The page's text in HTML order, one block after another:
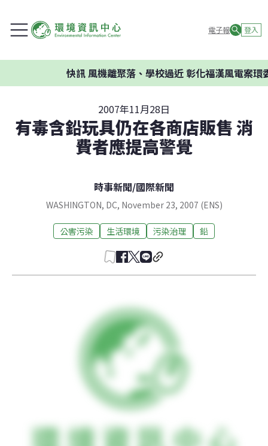
電子報 登入
快訊風機離聚落、學校過近 彰化福漢風電案環委
2007年11月28日
有毒含鉛玩具仍在各商店販售 消
費者應提高警覺
時事新聞/國際新聞
WASHINGTON, DC, November 23, 2007 (ENS)
公害污染 生活環境 污染治理 鉛